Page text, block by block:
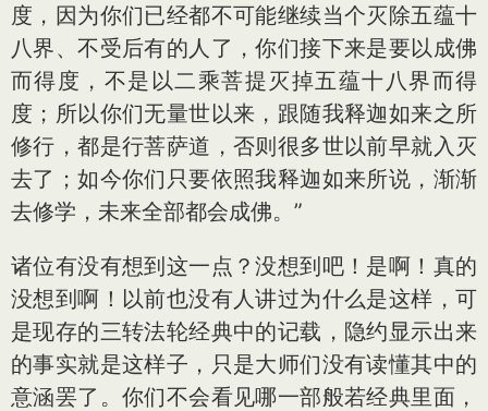
度，因为你们已经都不可能继续当个灭除五蕴十
八界、不受后有的人了，你们接下来是要以成佛
而得度，不是以二乘菩提灭掉五蕴十八界而得
度；所以你们无量世以来，跟随我释迦如来之所
修行，都是行菩萨道，否则很多世以前早就入灭
去了；如今你们只要依照我释迦如来所说，渐渐
去修学，未来全部都会成佛。”
诸位有没有想到这一点？没想到吧！是啊！真的
没想到啊！以前也没有人讲过为什么是这样，可
是现存的三转法轮经典中的记载，隐约显示出来
的事实就是这样子，只是大师们没有读懂其中的
意涵罢了。你们不会看见哪一部般若经典里面，